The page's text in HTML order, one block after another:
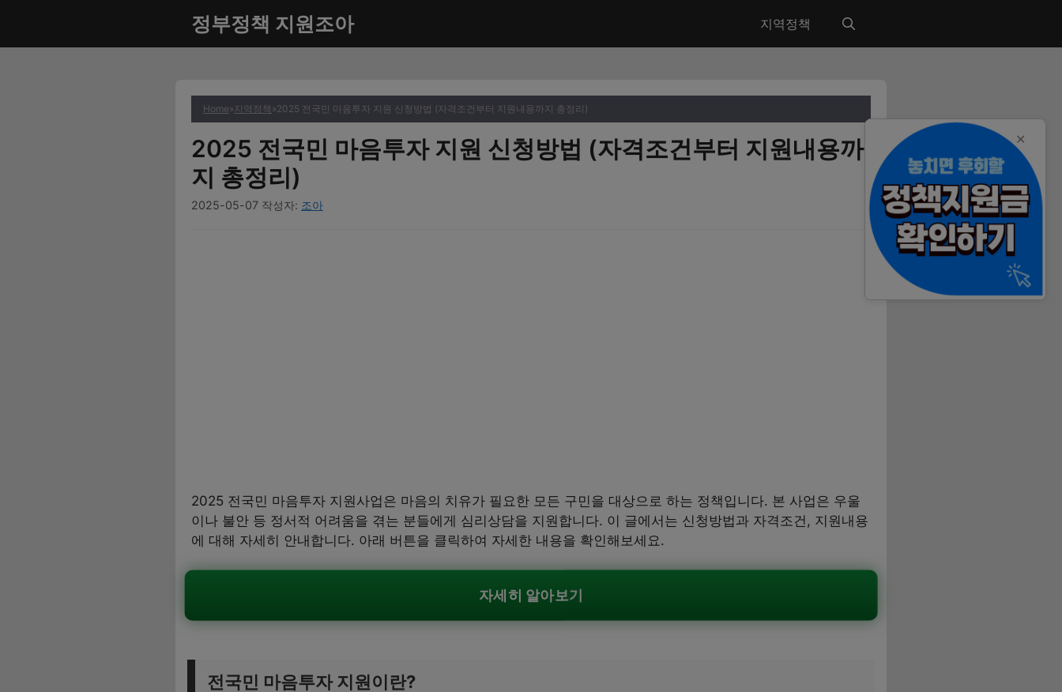
츠
정부정책 지원조아 지역정책
Home»지역정책 »2025 전국민 마음투자 지원 신청방법 (자격조건부터 지원내용까지 총정리)
2025 전국민 마음투자 지원 신청방법 (자격조건부터 지원내용까
지 총정리)
2025-05-07 작성자: 조아
2025 전국민 마음투자 지원사업은 마음의 치유가 필요한 모든 구민을 대상으로 하는 정책입니다. 본 사업은 우울
이나 불안 등 정서적 어려움을 겪는 분들에게 심리상담을 지원합니다. 이 글에서는 신청방법과 자격조건, 지원내용
에 대해 자세히 안내합니다. 아래 버튼을 클릭하여 자세한 내용을 확인해보세요.
자세히 알아보기
전국민 마음투자 지원이란?
✕